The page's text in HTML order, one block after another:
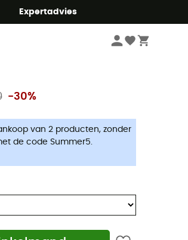
Expertadvies
Camping Branders & Kooktoestel
-30%
van 2 producten, zonder
de code Summer5.